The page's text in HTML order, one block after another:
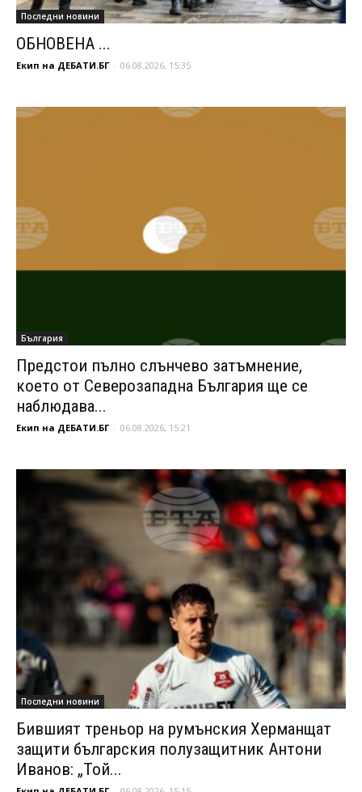
Последни новини
ОБНОВЕНА ...
Екип на ДЕБАТИ.БГ - 06.08.2026, 15:35
България
Предстои пълно слънчево затъмнение,
което от Северозападна България ще се
наблюдава...
Екип на ДЕБАТИ.БГ - 06.08.2026, 15:21
Последни новини
Бившият треньор на румънския Херманщат
защити българския полузащитник Антони
Иванов: „Той...